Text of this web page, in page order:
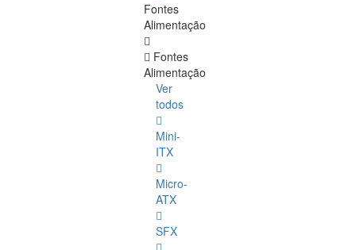
Fontes
Alimentação
Fontes
Alimentação
Ver
todos
Mini-
ITX
Micro-
ATX
SFX